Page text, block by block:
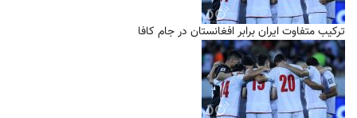
ترکیب متفاوت ایران برابر افغانستان در جام کافا